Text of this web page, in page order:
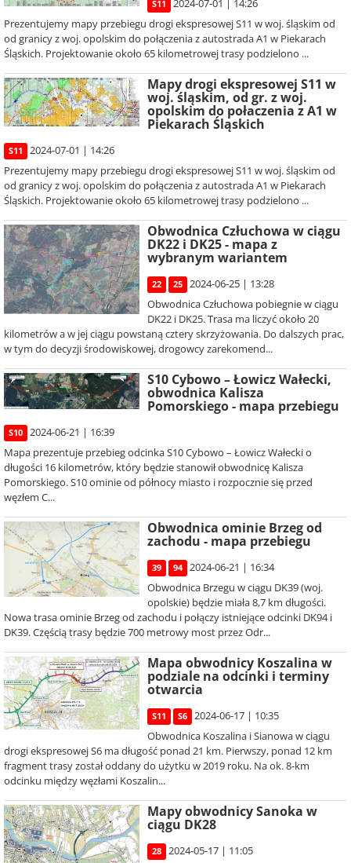
S11
2024-07-01 | 14:26
Prezentujemy mapy przebiegu drogi ekspresowej S11 w woj. śląskim od
od granicy z woj. opolskim do połączenia z autostrada A1 w Piekarach
Śląskich. Projektowanie około 65 kilometrowej trasy podzielono ...
Mapy drogi ekspresowej S11 w
woj. śląskim, od gr. z woj.
opolskim do połaczenia z A1 w
Piekarach Śląskich
S11
2024-07-01 | 14:26
Prezentujemy mapy przebiegu drogi ekspresowej S11 w woj. śląskim od
od granicy z woj. opolskim do połączenia z autostrada A1 w Piekarach
Śląskich. Projektowanie około 65 kilometrowej trasy podzielono ...
Obwodnica Człuchowa w ciągu
DK22 i DK25 - mapa z
wybranym wariantem
22 25
2024-06-25 | 13:28
Obwodnica Człuchowa pobiegnie w ciągu
DK22 i DK25. Trasa ma liczyć około 20
kilometrów a w jej ciągu powstaną cztery skrzyżowania. Do dalszych prac,
w tym do decyzji środowiskowej, drogowcy zarekomend...
S10 Cybowo – Łowicz Wałecki,
obwodnica Kalisza
Pomorskiego - mapa przebiegu
S10
2024-06-21 | 16:39
Mapa prezentuje przebieg odcinka S10 Cybowo – Łowicz Wałecki o
długości 16 kilometrów, który będzie stanowił obwodnicę Kalisza
Pomorskiego. S10 ominie od północy miasto i rozpocznie się przed
węzłem C...
Obwodnica ominie Brzeg od
zachodu - mapa przebiegu
39 94
2024-06-21 | 16:34
Obwodnica Brzegu w ciągu DK39 (woj.
opolskie) będzie miała 8,7 km długości.
Nowa trasa ominie Brzeg od zachodu i połączy istniejące odcinki DK94 i
DK39. Częścią trasy będzie 700 metrowy most przez Odr...
Mapa obwodnicy Koszalina w
podziale na odcinki i terminy
otwarcia
S11 S6
2024-06-17 | 10:35
Obwodnica Koszalina i Sianowa w ciągu
drogi ekspresowej S6 ma długość ponad 21 km. Pierwszy, ponad 12 km
fragment trasy został oddany do użytku w 2019 roku. Na ok. 8-km
odcinku między węzłami Koszalin...
Mapy obwodnicy Sanoka w
ciągu DK28
28
2024-05-17 | 11:05